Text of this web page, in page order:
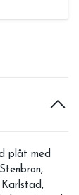
plåt med
Karlstad,